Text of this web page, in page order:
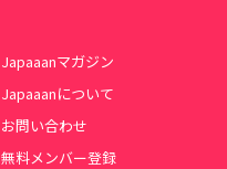
Japaaanマガジン
Japaaanについて
お問い合わせ
無料メンバー登録